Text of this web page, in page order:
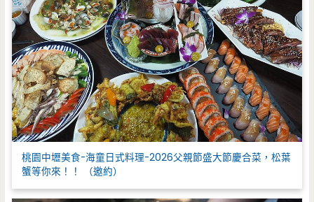
桃園中壢美食-海童日式料理-2026父親節盛大節慶合菜，松葉
蟹等你來！！ （邀約）